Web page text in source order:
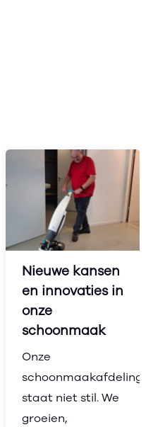
Nieuwe kansen
en innovaties in
onze
schoonmaak
Onze
schoonmaakafdeling
staat niet stil. We
groeien,